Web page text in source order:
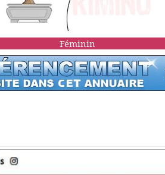
Féminin